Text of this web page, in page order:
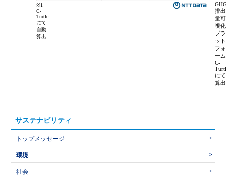
※1
C-
Turtle
にて
自動
算出
排出
量可
視化
プラ
ット
フォ
ーム
C-
にて
算出
サステナビリティ
トップメッセージ
環境
社会